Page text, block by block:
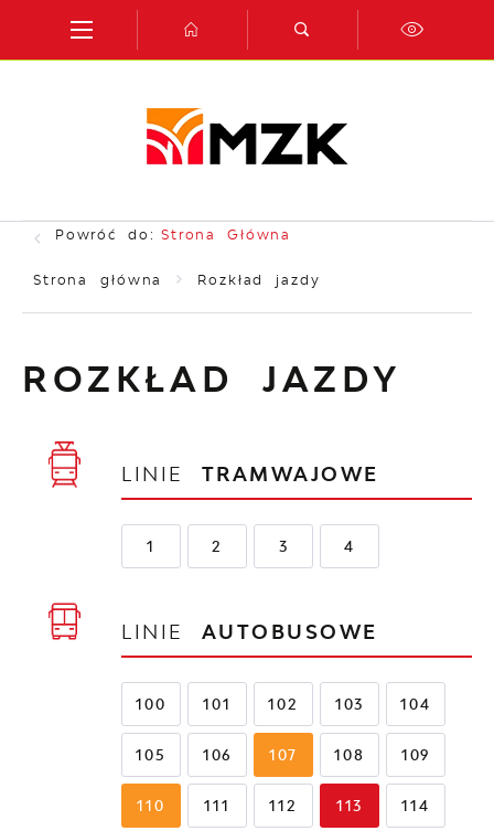
Przejdź do menu.
Przejdź do wyszukiwarki.
Przejdź do treści.
Przejdź do ustawień wielkości czcionki.
Włącz wersję kontrastową strony.
Powróć do: Strona Główna
Strona główna Rozkład jazdy
ROZKŁAD JAZDY
LINIE TRAMWAJOWE
1 2 3 4
LINIE AUTOBUSOWE
100 101 102 103 104
105 106 107 108 109
110 111 112 113 114